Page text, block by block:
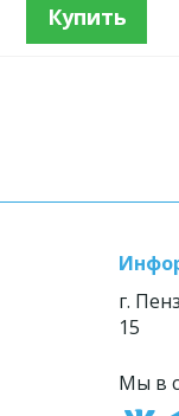
Купить
г.
15
Мы в